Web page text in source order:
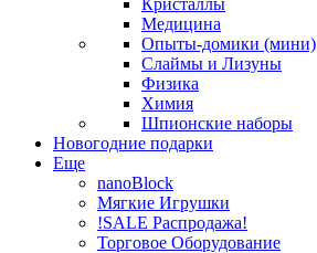
Кристаллы
Медицина
Опыты-домики (мини)
Слаймы и Лизуны
Физика
Химия
Шпионские наборы
Новогодние подарки
Еще
nanoBlock
Мягкие Игрушки
!SALE Распродажа!
Торговое Оборудование